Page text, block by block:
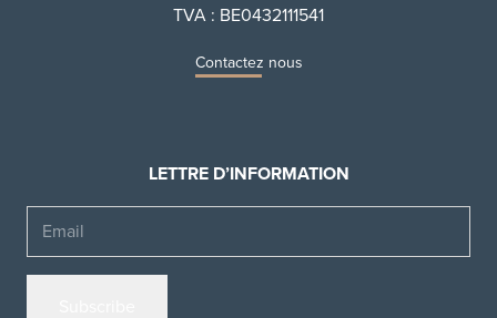
TVA : BE0432111541
Contactez nous
LETTRE D’INFORMATION